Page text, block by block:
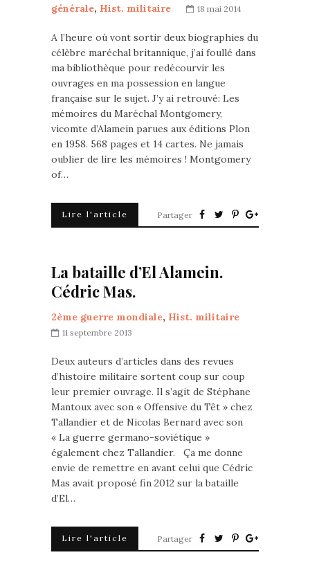
générale, Hist. militaire 18 mai 2014
A l’heure où vont sortir deux biographies du
célèbre maréchal britannique, j’ai foullé dans
ma bibliothèque pour redécourvir les
ouvrages en ma possession en langue
française sur le sujet. J’y ai retrouvé: Les
mémoires du Maréchal Montgomery,
vicomte d’Alamein parues aux éditions Plon
en 1958. 568 pages et 14 cartes. Ne jamais
oublier de lire les mémoires ! Montgomery
of…
Lire l'article Partager
La bataille d’El Alamein.
Cédric Mas.
2ème guerre mondiale, Hist. militaire
11 septembre 2013
Deux auteurs d’articles dans des revues
d’histoire militaire sortent coup sur coup
leur premier ouvrage. Il s’agit de Stéphane
Mantoux avec son « Offensive du Têt » chez
Tallandier et de Nicolas Bernard avec son
« La guerre germano-soviétique »
également chez Tallandier. Ça me donne
envie de remettre en avant celui que Cédric
Mas avait proposé fin 2012 sur la bataille
d’El…
Lire l'article Partager